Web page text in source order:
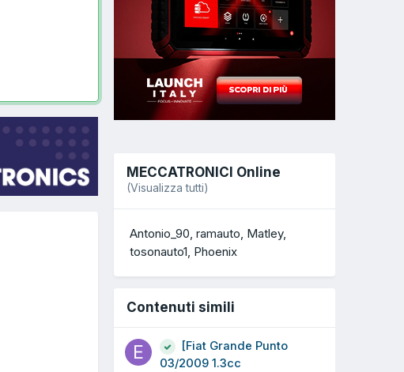
MECCATRONICI Online
(Visualizza tutti)
Antonio_90 ramauto Matley
tosonauto1 Phoenix
Contenuti simili
[Fiat Grande Punto
03/2009 1.3cc